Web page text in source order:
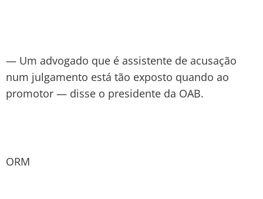
— Um advogado que é assistente de acusação
num julgamento está tão exposto quando ao
promotor — disse o presidente da OAB.
ORM